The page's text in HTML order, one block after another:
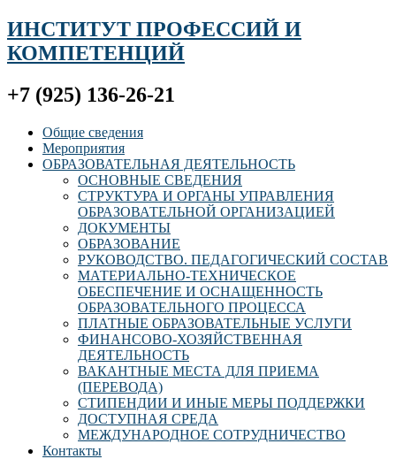
ИНСТИТУТ ПРОФЕССИЙ И
КОМПЕТЕНЦИЙ
+7 (925) 136-26-21
Общие сведения
Мероприятия
ОБРАЗОВАТЕЛЬНАЯ ДЕЯТЕЛЬНОСТЬ
ОСНОВНЫЕ СВЕДЕНИЯ
СТРУКТУРА И ОРГАНЫ УПРАВЛЕНИЯ
ОБРАЗОВАТЕЛЬНОЙ ОРГАНИЗАЦИЕЙ
ДОКУМЕНТЫ
ОБРАЗОВАНИЕ
РУКОВОДСТВО. ПЕДАГОГИЧЕСКИЙ СОСТАВ
МАТЕРИАЛЬНО-ТЕХНИЧЕСКОЕ
ОБЕСПЕЧЕНИЕ И ОСНАЩЕННОСТЬ
ОБРАЗОВАТЕЛЬНОГО ПРОЦЕССА
ПЛАТНЫЕ ОБРАЗОВАТЕЛЬНЫЕ УСЛУГИ
ФИНАНСОВО-ХОЗЯЙСТВЕННАЯ
ДЕЯТЕЛЬНОСТЬ
ВАКАНТНЫЕ МЕСТА ДЛЯ ПРИЕМА
(ПЕРЕВОДА)
СТИПЕНДИИ И ИНЫЕ МЕРЫ ПОДДЕРЖКИ
ДОСТУПНАЯ СРЕДА
МЕЖДУНАРОДНОЕ СОТРУДНИЧЕСТВО
Контакты